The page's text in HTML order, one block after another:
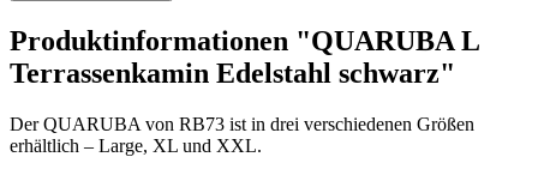
Produktinformationen "QUARUBA L
Terrassenkamin Edelstahl schwarz"
Der QUARUBA von RB73 ist in drei verschiedenen Größen
erhältlich – Large, XL und XXL.